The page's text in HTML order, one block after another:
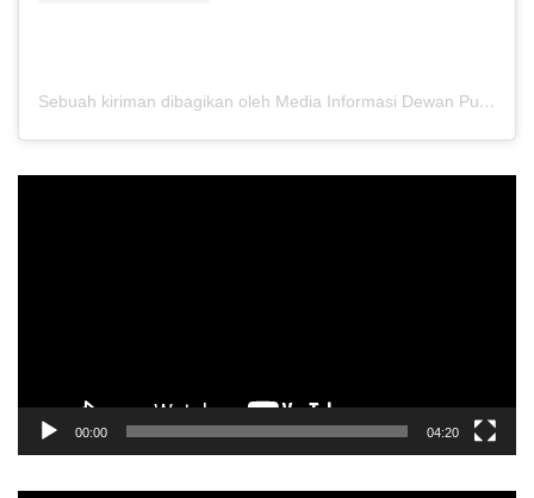
Sebuah kiriman dibagikan oleh Media Informasi Dewan Pusat Persaudaraan Setia Hati Terate (@media.dewanpusat)
00:00 04:20